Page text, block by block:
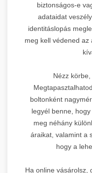
biztonságos-e
adataidat
identitáslopás
meg kell védened az
Nézz
boltonként
legyél benne,
meg néhány
áraikat, valamint a
hogy a
Ha online vásárolsz,